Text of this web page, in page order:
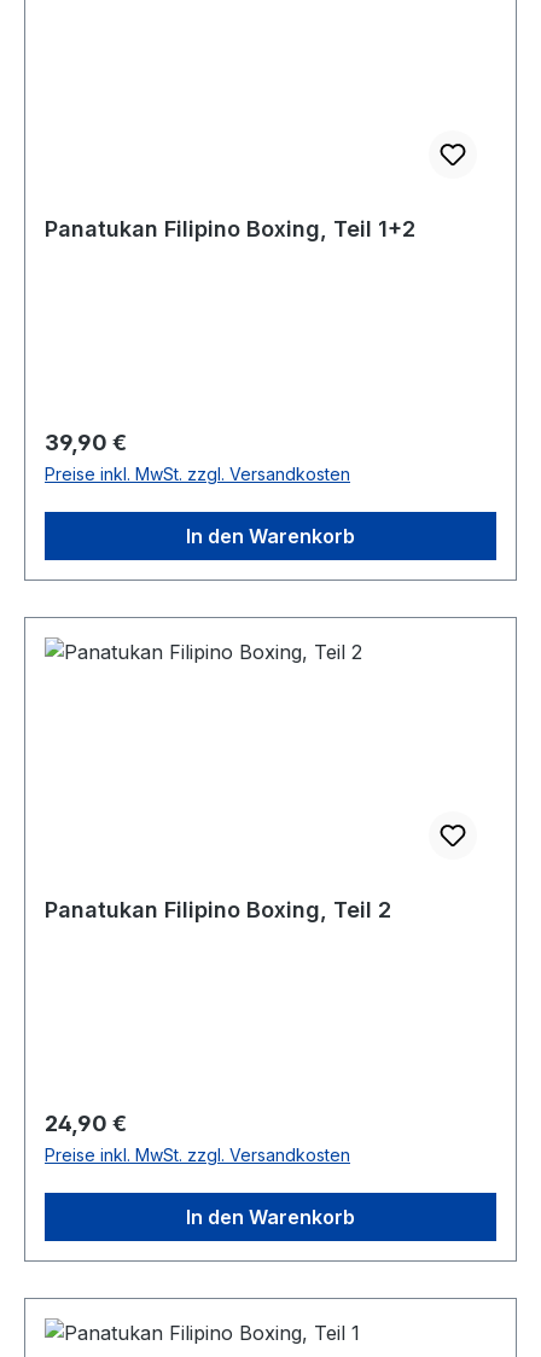
Panatukan Filipino Boxing, Teil 1+2
Regulärer Preis:
39,90 €
Preise inkl. MwSt. zzgl. Versandkosten
In den Warenkorb
Panatukan Filipino Boxing, Teil 2
Regulärer Preis:
24,90 €
Preise inkl. MwSt. zzgl. Versandkosten
In den Warenkorb